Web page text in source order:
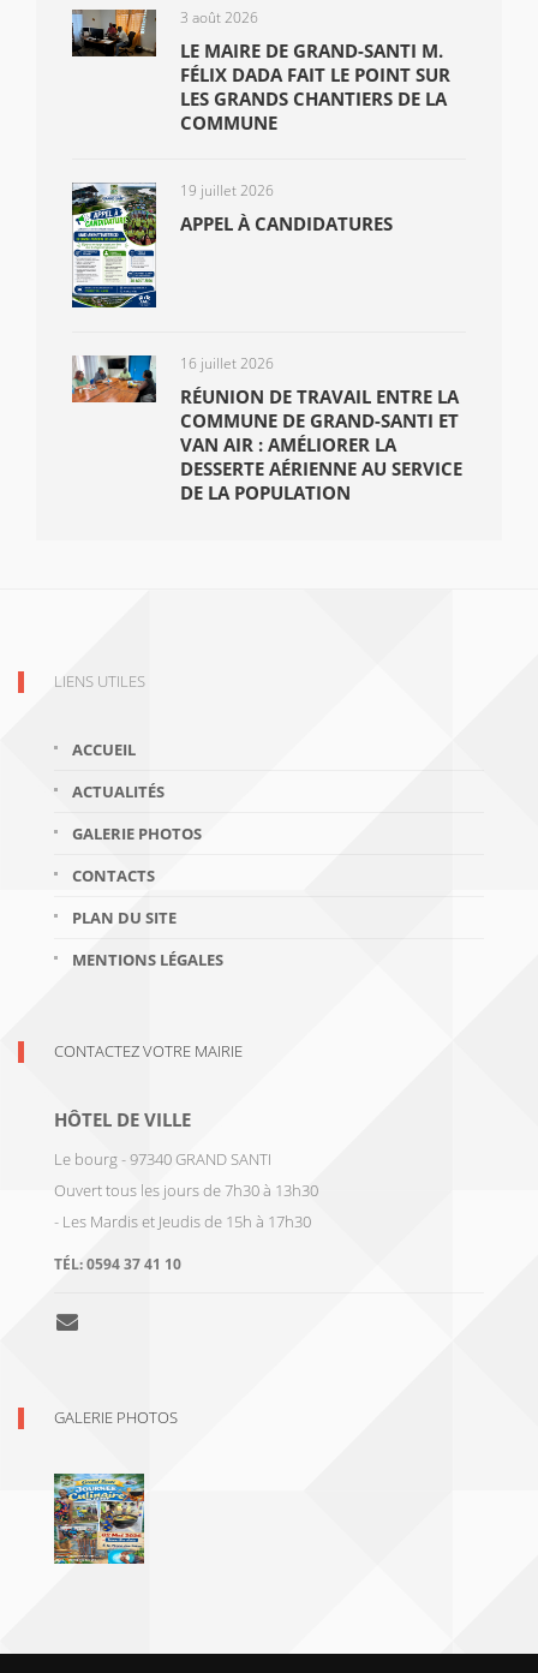
3 août 2026
LE MAIRE DE GRAND-SANTI M.
FÉLIX DADA FAIT LE POINT SUR
LES GRANDS CHANTIERS DE LA
COMMUNE
19 juillet 2026
APPEL À CANDIDATURES
16 juillet 2026
RÉUNION DE TRAVAIL ENTRE LA
COMMUNE DE GRAND-SANTI ET
VAN AIR : AMÉLIORER LA
DESSERTE AÉRIENNE AU SERVICE
DE LA POPULATION
LIENS UTILES
ACCUEIL
ACTUALITÉS
GALERIE PHOTOS
CONTACTS
PLAN DU SITE
MENTIONS LÉGALES
CONTACTEZ VOTRE MAIRIE
HÔTEL DE VILLE
Le bourg - 97340 GRAND SANTI
Ouvert tous les jours de 7h30 à 13h30
- Les Mardis et Jeudis de 15h à 17h30
TÉL:0594 37 41 10
GALERIE PHOTOS